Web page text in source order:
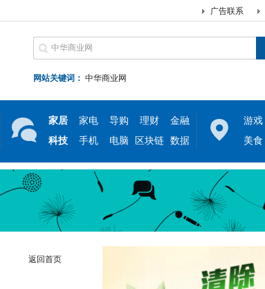
广告联系
网站关键词： 中华商业网
家居 家电 导购 理财
金融
科技
手机 电脑 区块链 数据
游戏
美食
返回首页